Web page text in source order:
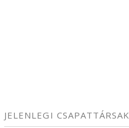
JELENLEGI CSAPATTÁRSAK